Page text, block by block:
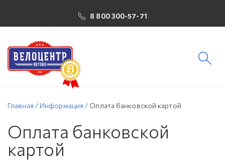
8 800 300-57-71
Главная / Информация / Оплата банковской картой
Оплата банковской
картой